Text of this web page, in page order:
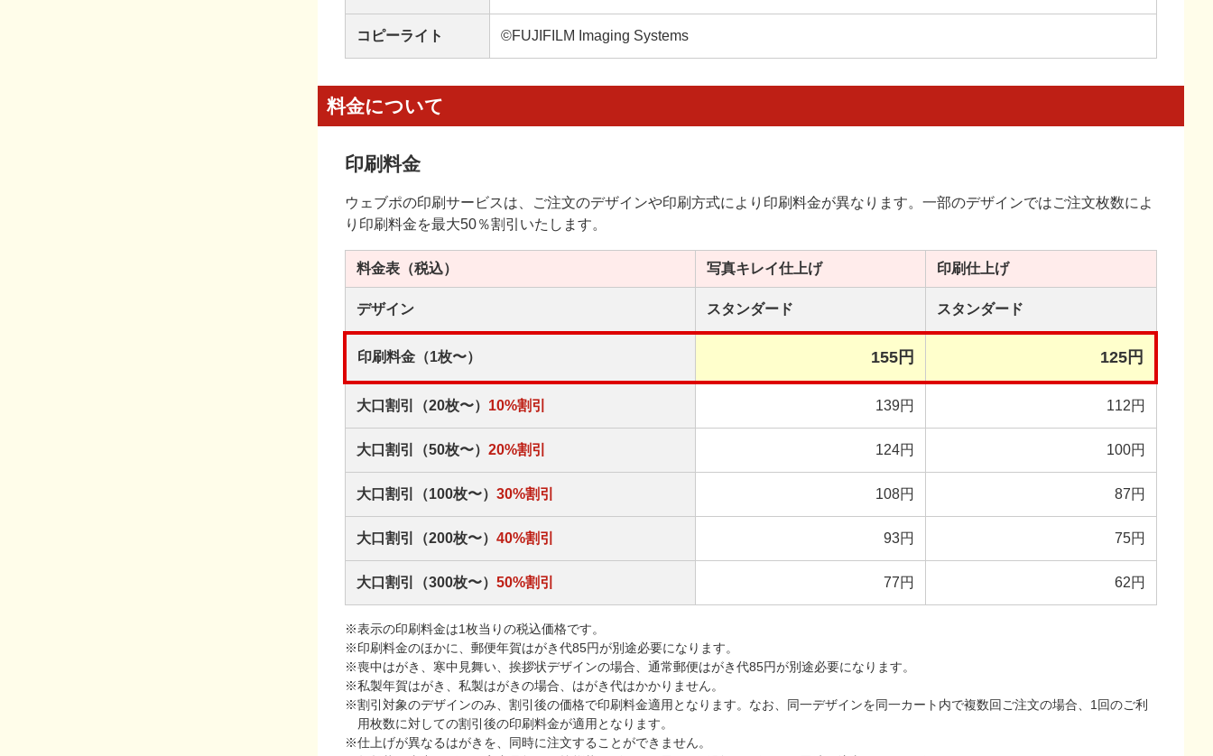
コピーライト ©FUJIFILM Imaging Systems
料金について
印刷料金
ウェブポの印刷サービスは、ご注文のデザインや印刷方式により印刷料金が異なります。一部のデザインではご注文枚数によ
り印刷料金を最大50％割引いたします。
料金表 （税込） 写真キレイ仕上げ 印刷仕上げ
デザイン スタンダード スタンダード
印刷料金（1枚〜） 155円 125円
大口割引（20枚〜） 10%割引 139円 112円
大口割引（50枚〜） 20%割引 124円 100円
大口割引（100枚〜） 30%割引 108円 87円
大口割引（200枚〜） 40%割引 93円 75円
大口割引（300枚〜） 50%割引 77円 62円
※表示の印刷料金は1枚当りの税込価格です。
※印刷料金のほかに、郵便年賀はがき代85円が別途必要になります。
※喪中はがき、寒中見舞い、挨拶状デザインの場合、通常郵便はがき代85円が別途必要になります。
※私製年賀はがき、私製はがきの場合、はがき代はかかりません。
※割引対象のデザインのみ、割引後の価格で印刷料金適用となります。なお、同一デザインを同一カート内で複数回ご注文の場合、1回のご利
用枚数に対しての割引後の印刷料金が適用となります。
※仕上げが異なるはがきを、同時に注文することができません。